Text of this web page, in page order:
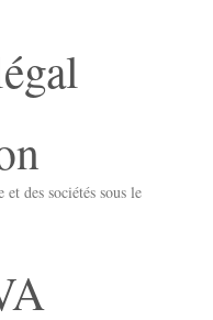
des sociétés sous le